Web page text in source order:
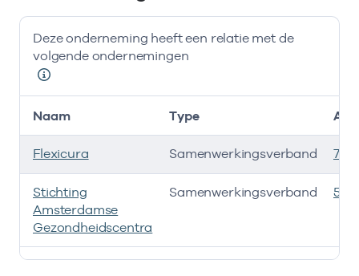
Deze onderneming heeft een relatie met de
volgende ondernemingen
Deze onderneming heeft een relatie met de volgende
Naam Type
Flexicura Samenwerkingsverband
Stichting
Amsterdamse
Gezondheidscentra
Samenwerkingsverband